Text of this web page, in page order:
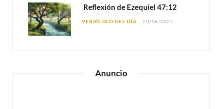
Reflexión de Ezequiel 47:12
VERSÍCULO DEL DÍA 20/06/2025
Anuncio